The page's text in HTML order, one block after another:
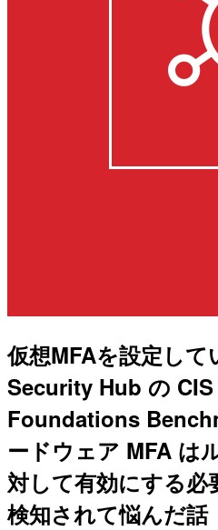
仮想MFAを設定して
Security Hub の
Foundations
ードウェア MFA は
対して有効にする
検知されて悩んだ話